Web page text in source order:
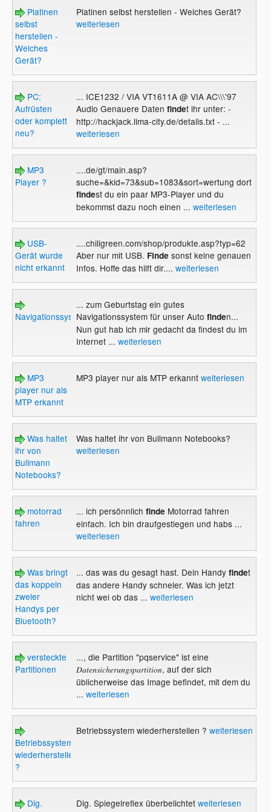
Platinen
selbst
herstellen -
Welches
Gerät?
Platinen selbst herstellen - Welches Gerät?
weiterlesen
PC:
Aufrüsten
oder komplett
neu?
... ICE1232 / VIA VT1611A @ VIA AC\\\'97
Audio Genauere Daten findet ihr unter: -
http://hackjack.lima-city.de/details.txt - ...
weiterlesen
MP3
Player ?
....de/gt/main.asp?
suche=&kid=73&sub=1083&sort=wertung dort
findest du ein paar MP3-Player und du
bekommst dazu noch einen ... weiterlesen
USB-
Gerät wurde
nicht erkannt
....chiligreen.com/shop/produkte.asp?typ=62
Aber nur mit USB. Finde sonst keine genauen
Infos. Hoffe das hilft dir.... weiterlesen
Navigationssystem...
... zum Geburtstag ein gutes
Navigationssystem für unser Auto finden...
Nun gut hab ich mir gedacht da findest du im
Internet ... weiterlesen
MP3
player nur als
MTP erkannt
MP3 player nur als MTP erkannt weiterlesen
Was haltet
ihr von
Bullmann
Notebooks?
Was haltet ihr von Bullmann Notebooks?
weiterlesen
motorrad
fahren
... ich persönnlich finde Motorrad fahren
einfach. Ich bin draufgestiegen und habs ...
weiterlesen
Was bringt
das koppeln
zweier
Handys per
Bluetooth?
... das was du gesagt hast. Dein Handyfindet
das andere Handy schneler. Was ich jetzt
nicht wei ob das ... weiterlesen
versteckte
Partitionen
..., die Partition "pqservice" ist eine
Datensicherungspartition, auf der sich
üblicherweise das Image befindet, mit dem du
... weiterlesen
Betriebssystem
wiederherstellen
?
Betriebssystem wiederherstellen ? weiterlesen
Dig.
Dig. Spiegelreflex überbelichtet weiterlesen